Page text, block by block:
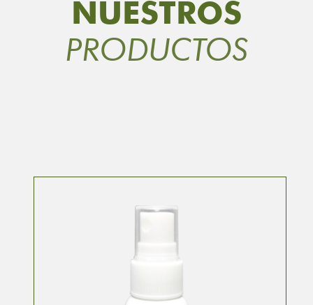
NUESTROS
PRODUCTOS